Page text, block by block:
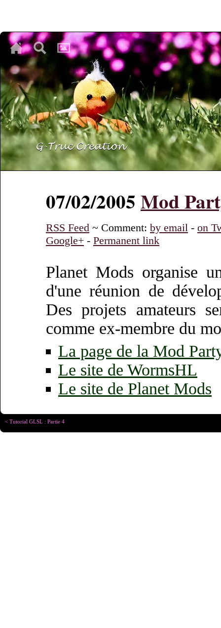
♥
♥
07/02/2005Mod
RSS Feed ~ Comment: by email - on
Google+ - Permanent link
Planet Mods organise
d'une réunion de
Des projets amateurs
comme ex-membre du
La page de la Mod
Le site de WormsHL
Le site de Planet Mods
< Tutorial GLSL : Partie 4